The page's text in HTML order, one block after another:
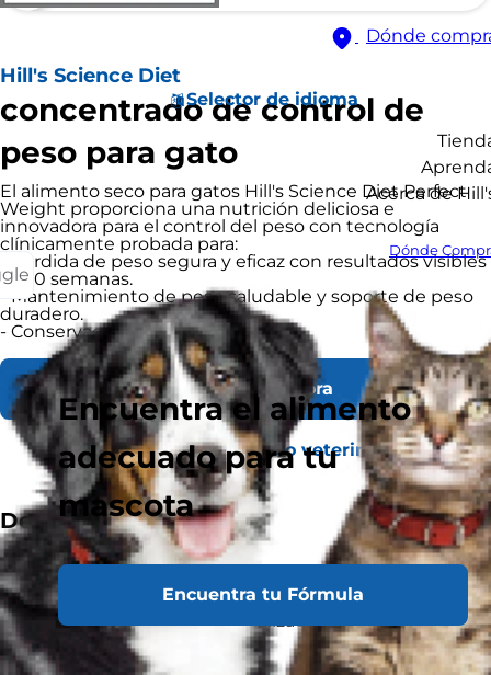
Dónde
Selector de idioma
Acerca de
Dónde
Encuentra el alimento
adecuado para tu
mascota
Encuentra tu Fórmula
Hill's Science Diet
concentrado de control de
peso para gato
El alimento seco para gatos Hill's Science Diet Perfect
Weight proporciona una nutrición deliciosa e
innovadora para el control del peso con tecnología
clínicamente probada para:
- Pérdida de peso segura y eficaz con resultados visibles
en 10 semanas.
- Mantenimiento de peso saludable y soporte de peso
duradero.
- Conservación de la masa magra.
Comprar Ahora
Encontrar un refugio o veterinario
Destacados
Recomendado para
Gatos adultos, incluyendo aquellos que son
menos activos, esterilizados o propensos al
aumento de peso